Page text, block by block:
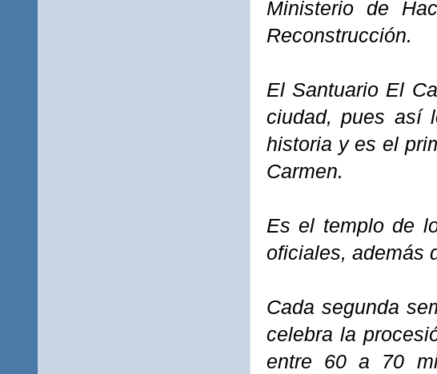
Ministerio de
Reconstrucción.
El Santuario El
ciudad, pues así
historia y es el
Carmen.
Es el templo de
oficiales, además
Cada segunda
celebra la
entre 60 a 70